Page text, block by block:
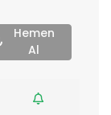
Hemen
Al